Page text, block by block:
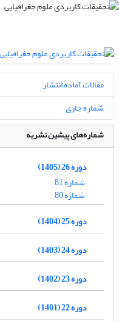
مقالات آماده انتشار
شماره جاری
شماره‌های پیشین نشریه
دوره 26 (1405)
شماره 81
شماره 80
دوره 25 (1404)
دوره 24 (1403)
دوره 23 (1402)
دوره 22 (1401)